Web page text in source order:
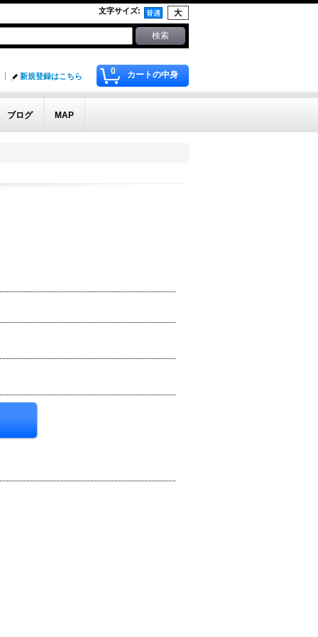
文字サイズ:
0 カートの中身
新規登録はこちら
ブログ MAP